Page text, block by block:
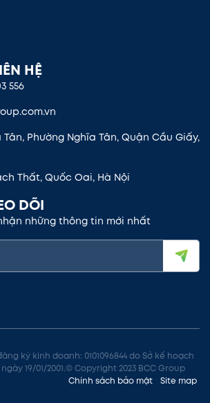
HỆ
556
Tân, Phường Nghĩa Tân, Quận Cầu Giấy,
Thất, Quốc Oai, Hà Nội
DÕI
những thông tin mới nhất
ký kinh doanh: 0101096844 do Sở kế hoạch
19/01/2001.© Copyright 2023 BCC Group
Chính sách bảo mật
Site map